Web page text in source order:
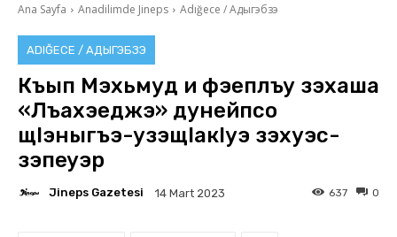
Ana Sayfa Anadilimde Jineps Adığece / Адыгэбзэ
ADIĞECE / АДЫГЭБЗЭ
Къып Мэхьмуд и фэеплъу зэхаша
«Лъахэеджэ» дунейпсо
щIэныгъэ-узэщIакIуэ зэхуэс-
зэпеуэр
Jineps Gazetesi 14 Mart 2023 0
637